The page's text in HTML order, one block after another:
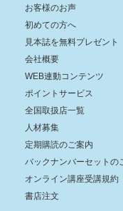
お客様のお声
初めての方へ
見本誌を無料プレゼント
会社概要
WEB連動コンテンツ
ポイントサービス
全国取扱店一覧
人材募集
定期購読のご案内
バックナンバーセットの
オンライン講座受講規約
書店注文